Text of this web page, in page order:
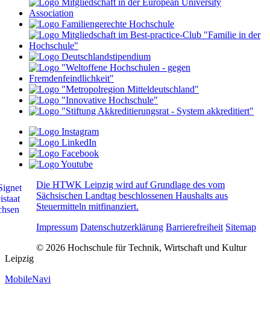
Die HTWK Leipzig wird auf Grundlage des vom
Sächsischen Landtag beschlossenen Haushalts aus
Steuermitteln mitfinanziert.
Impressum Datenschutzerklärung Barrierefreiheit Sitemap
© 2026 Hochschule für Technik, Wirtschaft und Kultur
Leipzig
MobileNavi